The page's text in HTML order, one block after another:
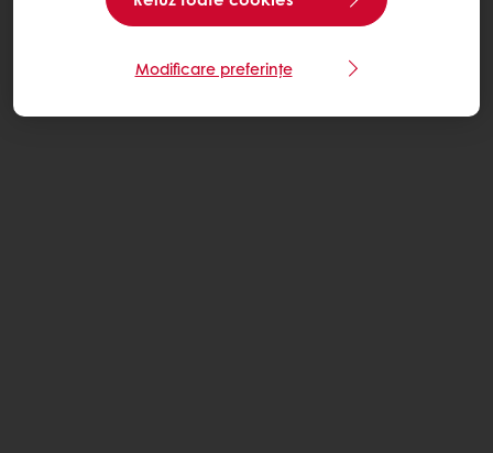
Modificare preferințe